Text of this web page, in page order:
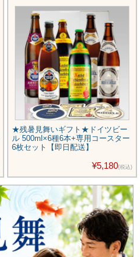
★残暑見舞いギフト★ドイツビー
ル 500ml×6種6本+専用コースター
6枚セット【即日配送】
¥5,180(税込)